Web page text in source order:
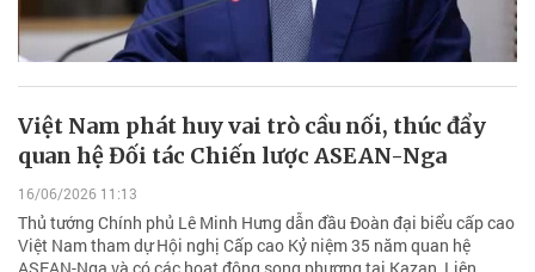
Việt Nam phát huy vai trò cầu nối, thúc đẩy
quan hệ Đối tác Chiến lược ASEAN-Nga
16/06/2026 11:13
Thủ tướng Chính phủ Lê Minh Hưng dẫn đầu Đoàn đại biểu cấp cao
Việt Nam tham dự Hội nghị Cấp cao Kỷ niệm 35 năm quan hệ
ASEAN-Nga và có các hoạt động song phương tại Kazan, Liên